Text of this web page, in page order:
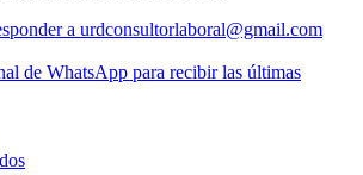
a urdconsultorlaboral@gmail.com
de WhatsApp para recibir las últimas